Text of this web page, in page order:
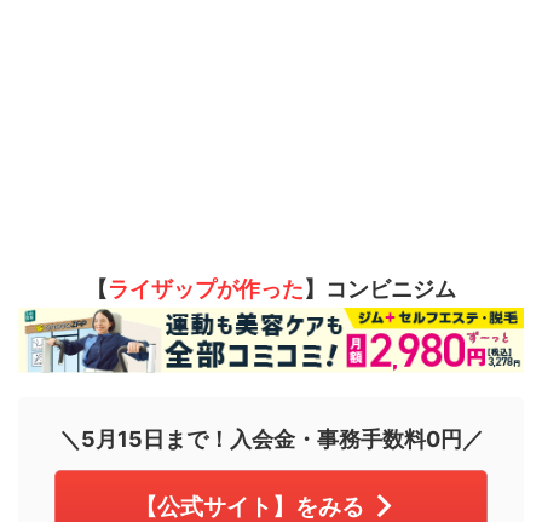
【ライザップが作った】コンビニジム
＼5月15日まで！入会金・事務手数料0円／
【公式サイト】をみる